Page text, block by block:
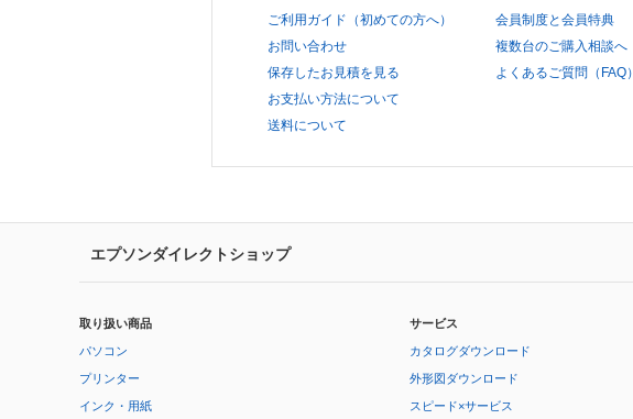
ご利用ガイド（初めての方へ）
お問い合わせ
保存したお見積を見る
お支払い方法について
送料について
会員制度と会員特典
複数台のご購入相談へ
よくあるご質問（FAQ）
エプソンダイレクトショップ
取り扱い商品
パソコン
プリンター
インク・用紙
サービス
カタログダウンロード
外形図ダウンロード
スピード×サービス